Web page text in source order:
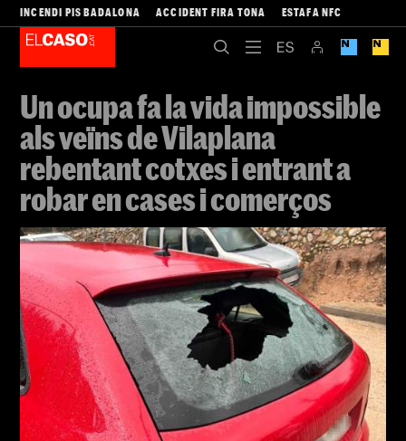
INCENDI PIS BADALONA ACCIDENT FIRA TONA ESTAFA NFC
Un ocupa fa la vida impossible
als veïns de Vilaplana
rebentant cotxes i entrant a
robar en cases i comerços